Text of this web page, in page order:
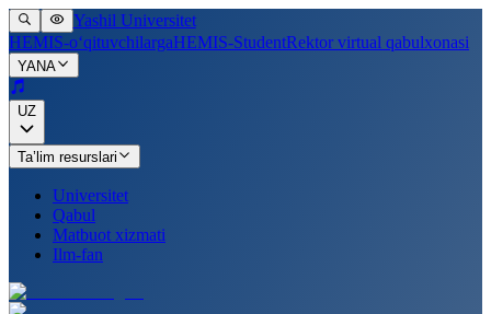
Yashil Universitet
HEMIS-o‘qituvchilargaHEMIS-StudentRektor virtual qabulxonasi
YANA
UZ
Ta’lim resurslari
Universitet
Qabul
Matbuot xizmati
Ilm-fan